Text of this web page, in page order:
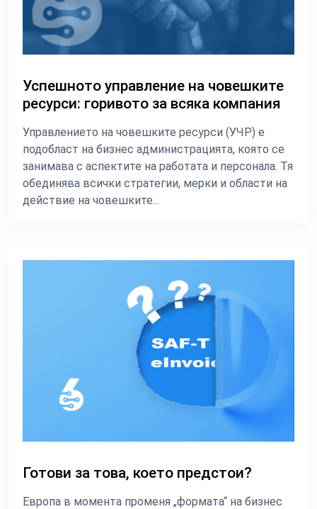
Успешното управление на човешките
ресурси: горивото за всяка компания
Управлението на човешките ресурси (УЧР) е
подобласт на бизнес администрацията, която се
занимава с аспектите на работата и персонала. Тя
обединява всички стратегии, мерки и области на
действие на човешките...
Готови за това, което предстои?
Европа в момента променя „формата“ на бизнес